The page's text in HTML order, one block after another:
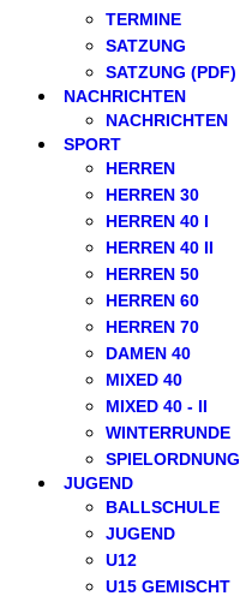
TERMINE
SATZUNG
SATZUNG (PDF)
NACHRICHTEN
NACHRICHTEN
SPORT
HERREN
HERREN 30
HERREN 40 I
HERREN 40 II
HERREN 50
HERREN 60
HERREN 70
DAMEN 40
MIXED 40
MIXED 40 - II
WINTERRUNDE
SPIELORDNUNG
JUGEND
BALLSCHULE
JUGEND
U12
U15 GEMISCHT